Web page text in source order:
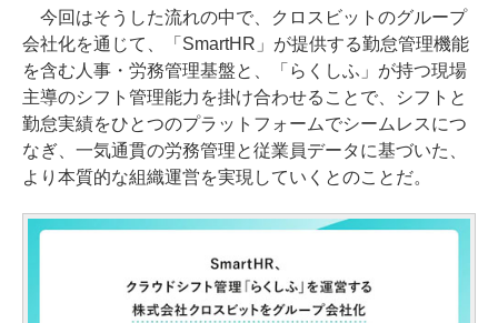
今回はそうした流れの中で、クロスビットのグループ
会社化を通じて、「SmartHR」が提供する勤怠管理機能
を含む人事・労務管理基盤と、「らくしふ」が持つ現場
主導のシフト管理能力を掛け合わせることで、シフトと
勤怠実績をひとつのプラットフォームでシームレスにつ
なぎ、一気通貫の労務管理と従業員データに基づいた、
より本質的な組織運営を実現していくとのことだ。